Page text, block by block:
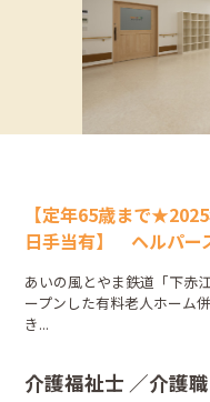
【定年65歳まで
日手当有】 ヘルパー
あいの風とやま鉄道「下赤
ープンした有料老人ホーム
き...
介護福祉士 ／介護